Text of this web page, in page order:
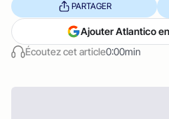
Écoutez cet article0:00min
PARTAGER
Ajouter Atlantico